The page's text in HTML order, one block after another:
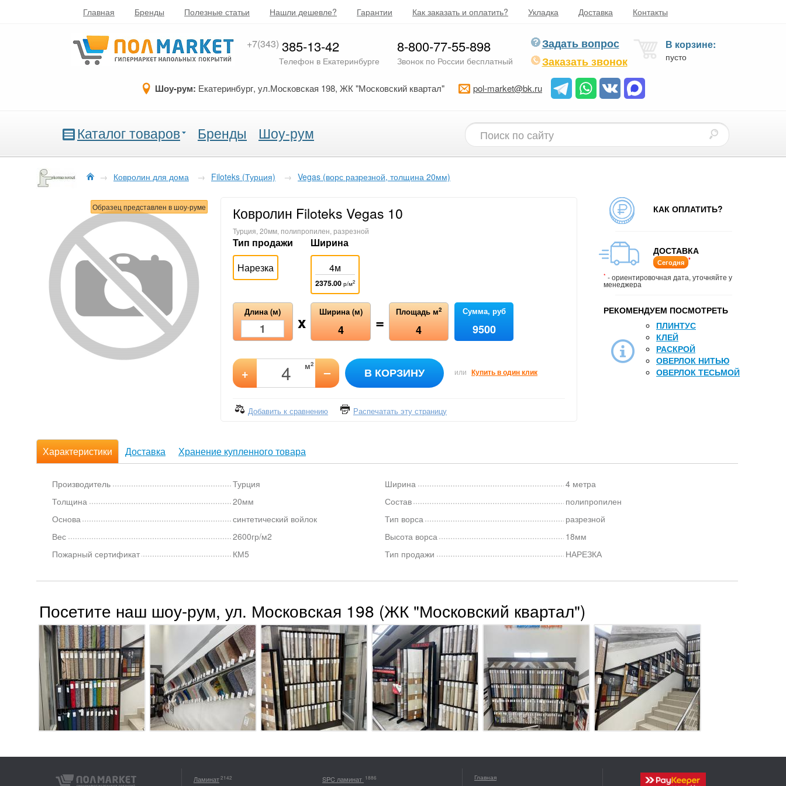
Главная Бренды Полезные статьи Нашли дешевле? Гарантии Как заказать и оплатить? Укладка Доставка Контакты
+7(343) 385-13-42
Телефон в Екатеринбурге
8-800-77-55-898
Звонок по России бесплатный
Задать вопрос
Заказать звонок
В корзине:
пусто
Шоу-рум: Екатеринбург, ул.Московская 198, ЖК "Московский квартал" pol-market@bk.ru
Каталог товаров Бренды Шоу-рум
→ Ковролин для дома → Filoteks (Турция) → Vegas (ворс разрезной, толщина 20мм)
Образец представлен в шоу-руме Ковролин Filoteks Vegas 10
Турция, 20мм, полипропилен, разрезной
Тип продажи
Нарезка
Ширина
4м
2375.00 р/м2
Длина (м) x Ширина (м)
4 = Площадь м2
4
Сумма, руб
9500
+ м2 – В КОРЗИНУ или Купить в один клик
Добавить к сравнению Распечатать эту страницу
КАК ОПЛАТИТЬ?
ДОСТАВКА
Сегодня *
* - ориентировочная дата, уточняйте у
менеджера
РЕКОМЕНДУЕМ ПОСМОТРЕТЬ
ПЛИНТУС
КЛЕЙ
РАСКРОЙ
ОВЕРЛОК НИТЬЮ
ОВЕРЛОК ТЕСЬМОЙ
Характеристики Доставка Хранение купленного товара
Производитель
Турция
Толщина
20мм
Основа
синтетический войлок
Вес
2600гр/м2
Пожарный сертификат
КМ5
Ширина
4 метра
Состав
полипропилен
Тип ворса
разрезной
Высота ворса
18мм
Тип продажи
НАРЕЗКА
Посетите наш шоу-рум, ул. Московская 198 (ЖК "Московский квартал")
Ламинат2142 SPC ламинат 1886 Главная